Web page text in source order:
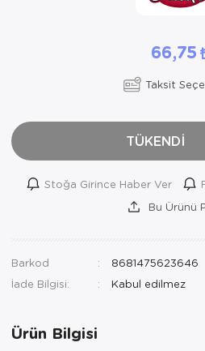
66,75
Taksit
TÜKENDİ
Stoğa Girince Haber Ver
Bu Ürünü
Barkod
8681475623646
İade Bilgisi:
Ürün Bilgisi